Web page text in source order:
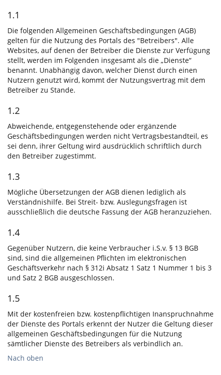
1.1
Die folgenden Allgemeinen Geschäftsbedingungen (AGB)
gelten für die Nutzung des Portals des "Betreibers". Alle
Websites, auf denen der Betreiber die Dienste zur Verfügung
stellt, werden im Folgenden insgesamt als die „Dienste“
benannt. Unabhängig davon, welcher Dienst durch einen
Nutzern genutzt wird, kommt der Nutzungsvertrag mit dem
Betreiber zu Stande.
1.2
Abweichende, entgegenstehende oder ergänzende
Geschäftsbedingungen werden nicht Vertragsbestandteil, es
sei denn, ihrer Geltung wird ausdrücklich schriftlich durch
den Betreiber zugestimmt.
1.3
Mögliche Übersetzungen der AGB dienen lediglich als
Verständnishilfe. Bei Streit- bzw. Auslegungsfragen ist
ausschließlich die deutsche Fassung der AGB heranzuziehen.
1.4
Gegenüber Nutzern, die keine Verbraucher i.S.v. § 13 BGB
sind, sind die allgemeinen Pflichten im elektronischen
Geschäftsverkehr nach § 312i Absatz 1 Satz 1 Nummer 1 bis 3
und Satz 2 BGB ausgeschlossen.
1.5
Mit der kostenfreien bzw. kostenpflichtigen Inanspruchnahme
der Dienste des Portals erkennt der Nutzer die Geltung dieser
allgemeinen Geschäftsbedingungen für die Nutzung
sämtlicher Dienste des Betreibers als verbindlich an.
Nach oben